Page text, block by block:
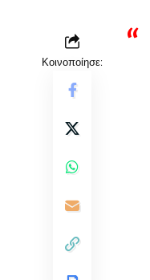
Κοινοποίησε: